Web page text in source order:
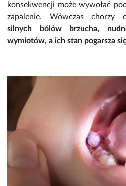
konsekwencji może wywołać
zapalenie. Wówczas chorzy
silnych
bólów brzucha,
wymiotów, a ich stan pogarsza